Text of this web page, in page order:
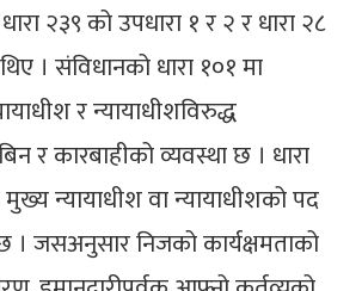
२३९ को उपधारा १ र २ र धारा २८
। संविधानको धारा १०१ मा
र न्यायाधीशविरुद्ध
र कारबाहीको व्यवस्था छ । धारा
न्यायाधीश वा न्यायाधीशको पद
। जसअनुसार निजको कार्यक्षमताको